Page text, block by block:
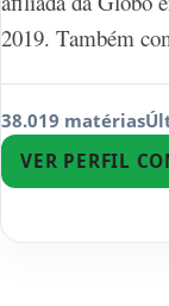
2019. Também
38.019 matérias
VER PERFIL